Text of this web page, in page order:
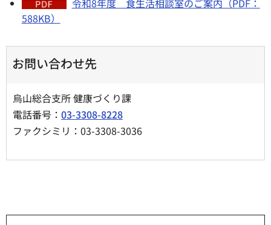
令和8年度 食生活相談室のご案内（PDF：
588KB）
お問い合わせ先
烏山総合支所 健康づくり課
電話番号： 03-3308-8228
ファクシミリ：03-3308-3036